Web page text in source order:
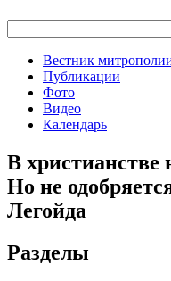
Вестник
Публикации
Фото
Видео
Календарь
В христианстве
Но не
Легойда
Разделы